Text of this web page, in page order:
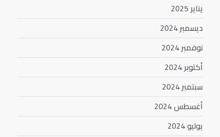
يناير 2025
ديسمبر 2024
نوفمبر 2024
أكتوبر 2024
سبتمبر 2024
أغسطس 2024
يوليو 2024